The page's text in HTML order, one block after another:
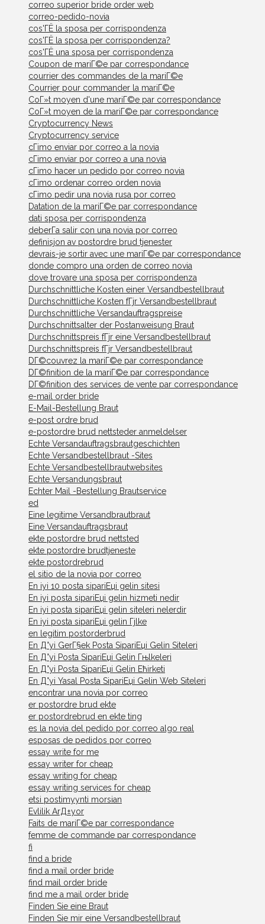
correo superior bride order web
correo-pedido-novia
cos'ГЁ la sposa per corrispondenza
cos'ГЁ la sposa per corrispondenza?
cos'ГЁ una sposa per corrispondenza
Coupon de mariГ©e par correspondance
courrier des commandes de la mariГ©e
Courrier pour commander la mariГ©e
CoГ»t moyen d'une mariГ©e par correspondance
CoГ»t moyen de la mariГ©e par correspondance
Cryptocurrency News
Cryptocurrency service
cГіmo enviar por correo a la novia
cГіmo enviar por correo a una novia
cГіmo hacer un pedido por correo novia
cГіmo ordenar correo orden novia
cГіmo pedir una novia rusa por correo
Datation de la mariГ©e par correspondance
dati sposa per corrispondenza
deberГ­a salir con una novia por correo
definisjon av postordre brud tjenester
devrais-je sortir avec une mariГ©e par correspondance
donde compro una orden de correo novia
dove trovare una sposa per corrispondenza
Durchschnittliche Kosten einer Versandbestellbraut
Durchschnittliche Kosten fГјr Versandbestellbraut
Durchschnittliche Versandauftragspreise
Durchschnittsalter der Postanweisung Braut
Durchschnittspreis fГјr eine Versandbestellbraut
Durchschnittspreis fГјr Versandbestellbraut
DГ©couvrez la mariГ©e par correspondance
DГ©finition de la mariГ©e par correspondance
DГ©finition des services de vente par correspondance
e-mail order bride
E-Mail-Bestellung Braut
e-post ordre brud
e-postordre brud nettsteder anmeldelser
Echte Versandauftragsbrautgeschichten
Echte Versandbestellbraut -Sites
Echte Versandbestellbrautwebsites
Echte Versandungsbraut
Echter Mail -Bestellung Brautservice
ed
Eine legitime Versandbrautbraut
Eine Versandauftragsbraut
ekte postordre brud nettsted
ekte postordre brudtjeneste
ekte postordrebrud
el sitio de la novia por correo
En iyi 10 posta sipariЕџi gelin sitesi
En iyi posta sipariЕџi gelin hizmeti nedir
En iyi posta sipariЕџi gelin siteleri nelerdir
En iyi posta sipariЕџi gelin Гјlke
en legitim postorderbrud
En Д°yi GerГ§ek Posta SipariЕџi Gelin Siteleri
En Д°yi Posta SipariЕџi Gelin Гњlkeleri
En Д°yi Posta SipariЕџi Gelin Ећirketi
En Д°yi Yasal Posta SipariЕџi Gelin Web Siteleri
encontrar una novia por correo
er postordre brud ekte
er postordrebrud en ekte ting
es la novia del pedido por correo algo real
esposas de pedidos por correo
essay write for me
essay writer for cheap
essay writing for cheap
essay writing services for cheap
etsi postimyynti morsian
Evlilik ArД±yor
Faits de mariГ©e par correspondance
femme de commande par correspondance
fi
find a bride
find a mail order bride
find mail order bride
find me a mail order bride
Finden Sie eine Braut
Finden Sie mir eine Versandbestellbraut